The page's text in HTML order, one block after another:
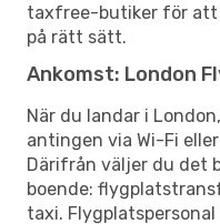
taxfree-butiker för att
på rätt sätt.
Ankomst: London
När du landar i
antingen via Wi-Fi
Därifrån väljer du det
boende:
taxi.